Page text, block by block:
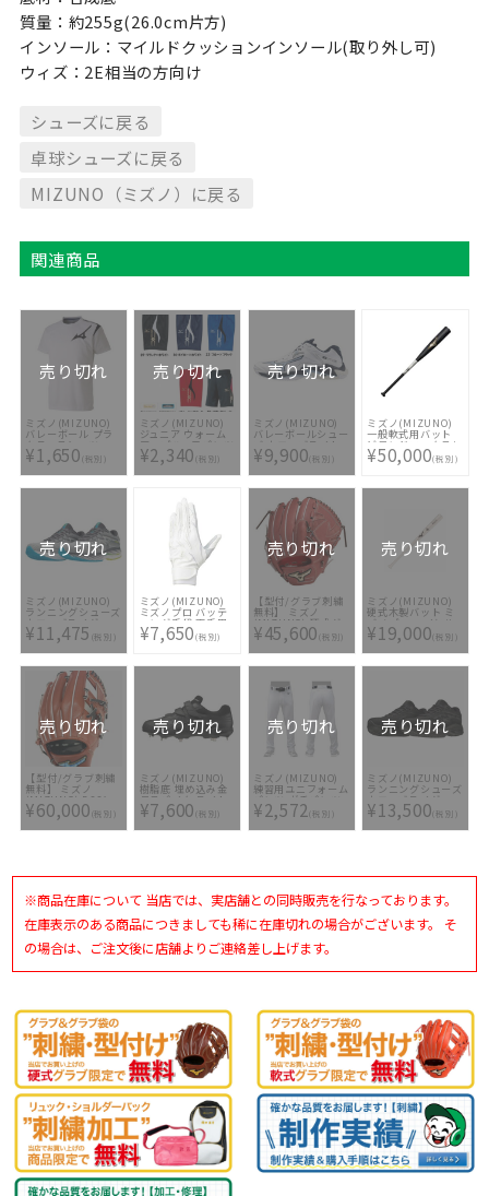
質量：約255g(26.0cm片方)
インソール：マイルドクッションインソール(取り外し可)
ウィズ：2E相当の方向け
シューズに戻る
卓球シューズに戻る
MIZUNO（ミズノ）に戻る
関連商品
売り切れ
ミズノ(MIZUNO)
バレーボール プラ
クティスシャツ
V2MA858501
¥1,650(税別)
売り切れ
ミズノ(MIZUNO)
ジュニア ウォーム
アップハーフパンツ
¥2,340(税別)
売り切れ
ミズノ(MIZUNO)
バレーボールシュー
ズ ウエーブライト
ニング Z8
V1GA2240053
¥9,900(税別)
ミズノ(MIZUNO)
一般軟式用バット
ビヨンドマックスレ
ガシーメタル 限定
品 1CJBR20084-
¥50,000(税別)
売り切れ
ミズノ(MIZUNO)
ランニングシューズ
ウエーブライダー
27 J1GC230301
¥11,475 (税別)
ミズノ(MIZUNO)
ミズノプロ バッテ
ィング手袋 両手用
シリコンパワーアー
ク A51
¥7,650(税別)
売り切れ
【型付/グラブ刺繍
無料】 ミズノ
(MIZUNO) 硬式グ
ラブ グローバルエ
リート GE インフィ
ニティNEO 投手用
右投げ
型付け無料 硬式グ
ラブ刺繍2ヶ所無料
(単色のみ)※縁取
り・影付きの場合、
1ヶ所+3300円(税
¥45,600(税別)
売り切れ
ミズノ(MIZUNO)
硬式木製バット ミ
ズノプロ ロイヤル
エクストラ メイプ
ル 鈴木誠也型
1CJWH26785-
SS27
¥19,000(税別)
売り切れ
【型付/グラブ刺繍
無料】 ミズノ
(MIZUNO) BSSシ
ョップ限定 ミズノ
プロ 硬式グラブ ス
ポコバオリジナル
所無料(単色のみ)※
合、1ヶ所+3300円
(税込)]
¥60,000(税別)
売り切れ
ミズノ(MIZUNO)
樹脂底 埋め込み金
具スパイク ライト
レボバディーBLT
11GM212000
¥7,600(税別)
売り切れ
ミズノ(MIZUNO)
練習用ユニフォーム
パンツ ガチパンツ
ストレートタイプ
12JD9F6201
¥2,572(税別)
売り切れ
ミズノ(MIZUNO)
ランニングシューズ
ウエーブライダー
27 SW
J1GC230403
¥13,500(税別)
※商品在庫について 当店では、実店舗との同時販売を行なっております。
在庫表示のある商品につきましても稀に在庫切れの場合がございます。 そ
の場合は、ご注文後に店舗よりご連絡差し上げます。